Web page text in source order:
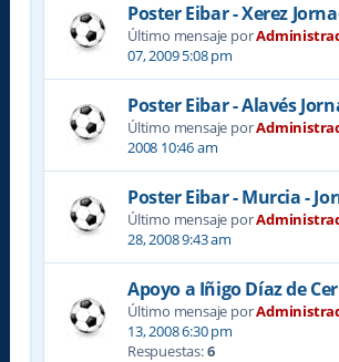
Poster Eibar - Xerez
Último mensaje por
07, 2009 5:08 pm
Poster Eibar - Alavés
Último mensaje por
2008 10:46 am
Poster Eibar - Murcia -
Último mensaje por
28, 2008 9:43 am
Apoyo a Iñigo Díaz de
Último mensaje por
13, 2008 6:30 pm
Respuestas:6